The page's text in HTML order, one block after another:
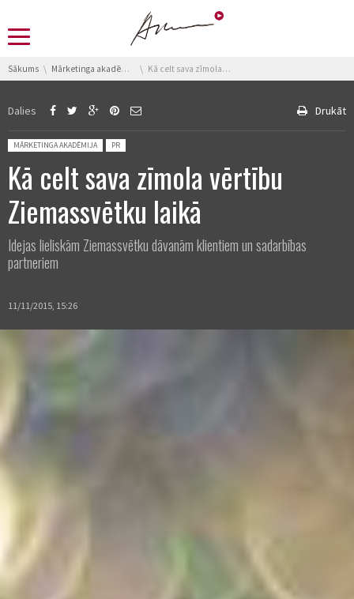
You are here:
Sākums Mārketinga akadēmija Kā celt sava zīmola vērtību Ziemassvētku laikā
Dalies Drukāt
Posted in:
MĀRKETINGA AKADĒMIJA PR
Kā celt sava zīmola vērtību
Ziemassvētku laikā
Idejas lieliskām Ziemassvētku dāvanām klientiem un sadarbības
partneriem
11/11/2015, 15:26